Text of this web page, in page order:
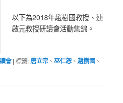
以下為2018年趙樹國教授、連
啟元教授研讀會活動集錦。
會 |標籤:唐立宗、巫仁恕 、趙樹國 、